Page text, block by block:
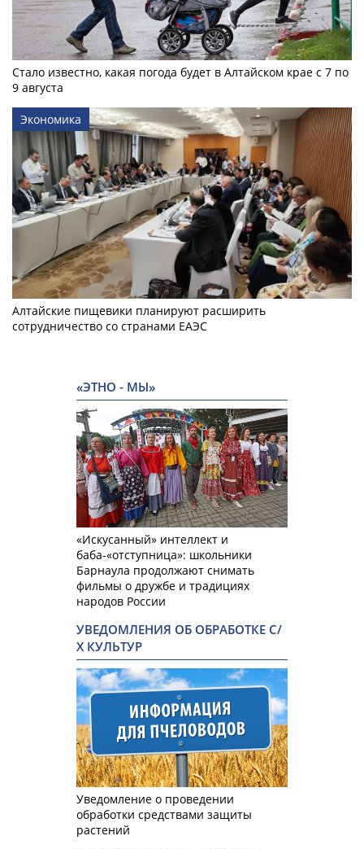
Стало известно, какая погода будет в Алтайском крае с 7 по
9 августа
Экономика
Алтайские пищевики планируют расширить
сотрудничество со странами ЕАЭС
«ЭТНО - МЫ»
«Искусанный» интеллект и
баба-«отступница»: школьники
Барнаула продолжают снимать
фильмы о дружбе и традициях
народов России
УВЕДОМЛЕНИЯ ОБ ОБРАБОТКЕ С/
Х КУЛЬТУР
Уведомление о проведении
обработки средствами защиты
растений